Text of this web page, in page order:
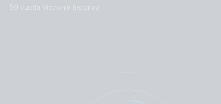
50 vuotta Victronin historiaa